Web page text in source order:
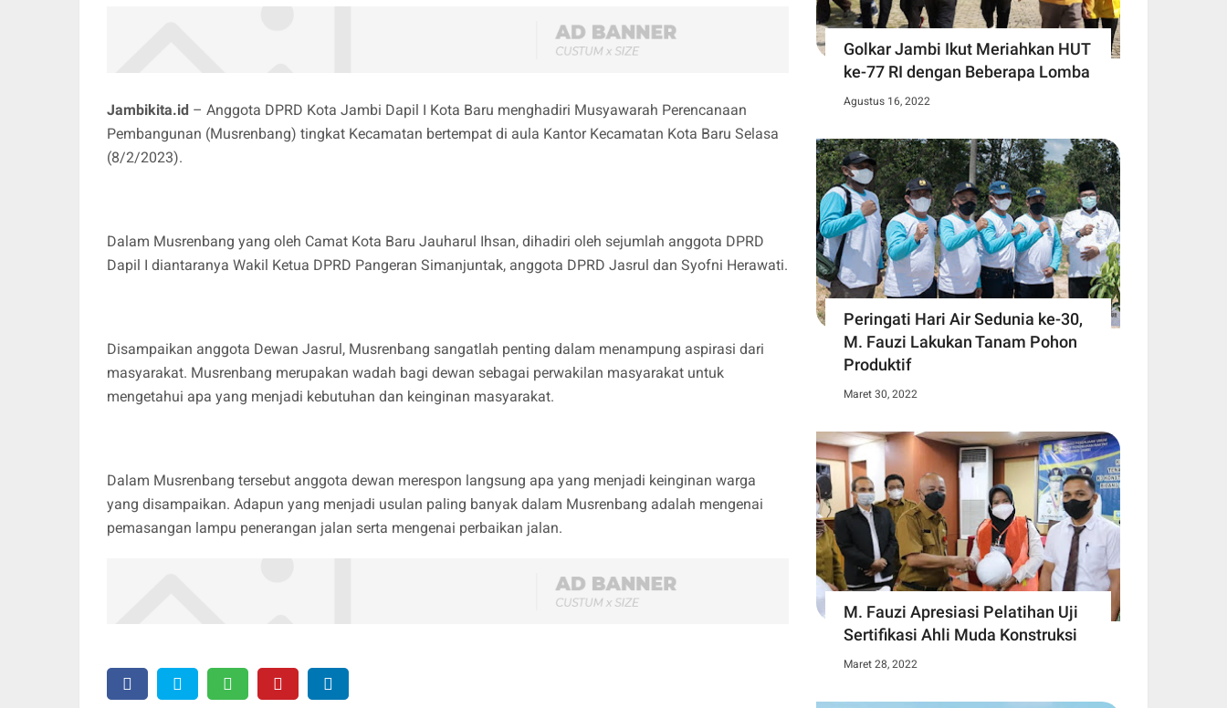
Jambikita.id – Anggota DPRD Kota Jambi Dapil I Kota Baru menghadiri Musyawarah Perencanaan
Pembangunan (Musrenbang) tingkat Kecamatan bertempat di aula Kantor Kecamatan Kota Baru Selasa
(8/2/2023).
Dalam Musrenbang yang oleh Camat Kota Baru Jauharul Ihsan, dihadiri oleh sejumlah anggota DPRD
Dapil I diantaranya Wakil Ketua DPRD Pangeran Simanjuntak, anggota DPRD Jasrul dan Syofni Herawati.
Disampaikan anggota Dewan Jasrul, Musrenbang sangatlah penting dalam menampung aspirasi dari
masyarakat. Musrenbang merupakan wadah bagi dewan sebagai perwakilan masyarakat untuk
mengetahui apa yang menjadi kebutuhan dan keinginan masyarakat.
Dalam Musrenbang tersebut anggota dewan merespon langsung apa yang menjadi keinginan warga
yang disampaikan. Adapun yang menjadi usulan paling banyak dalam Musrenbang adalah mengenai
pemasangan lampu penerangan jalan serta mengenai perbaikan jalan.
Golkar Jambi Ikut Meriahkan HUT
ke-77 RI dengan Beberapa Lomba
Agustus 16, 2022
Peringati Hari Air Sedunia ke-30,
M. Fauzi Lakukan Tanam Pohon
Produktif
Maret 30, 2022
M. Fauzi Apresiasi Pelatihan Uji
Sertifikasi Ahli Muda Konstruksi
Maret 28, 2022